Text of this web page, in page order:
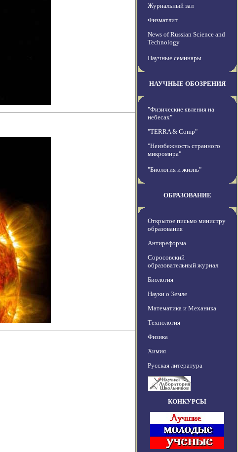
Журнальный зал
Физматлит
News of Russian Science and
Technology
Научные семинары
НАУЧНЫЕ ОБОЗРЕНИЯ
"Физические явления на
небесах"
"TERRA & Comp"
"Неизбежность странного
микромира"
"Биология и жизнь"
ОБРАЗОВАНИЕ
Открытое письмо министру
образования
Антиреформа
Соросовский
образовательный журнал
Биология
Науки о Земле
Математика и Механика
Технология
Физика
Химия
Русская литература
КОНКУРСЫ